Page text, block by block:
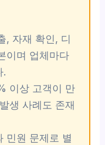
, 자재 확인, 디
이며 업체마다
.
이상 고객이 만
생 사례도 존재
민원 문제로 별